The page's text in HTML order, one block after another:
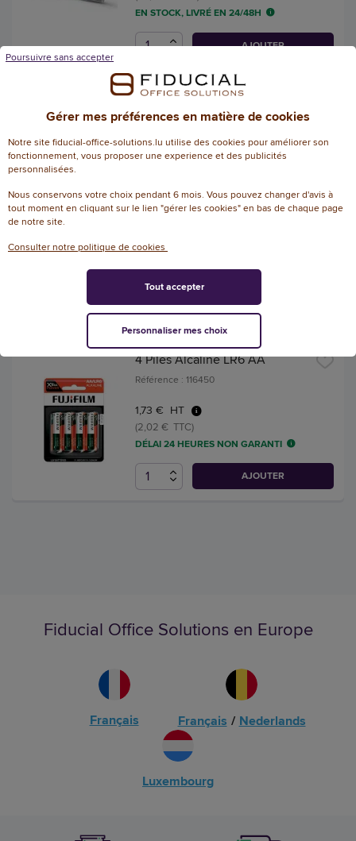
EN STOCK, LIVRÉ EN 24/48H
AJOUTER
4 Piles Ultimate Lithium LR6
(AA) - 1.5 Volts - ENERGIZER
Référence : 104909
15,20 € HT
(17,78 € TTC)
4 Piles Alcaline LR6 AA
Référence : 116450
1,73 € HT
(2,02 € TTC)
DÉLAI 24 HEURES NON GARANTI
AJOUTER
Fiducial Office Solutions en Europe
Français Français / Nederlands
Luxembourg
Gérer mes préférences en matière de cookies
Notre site fiducial-office-solutions.lu utilise des cookies pour améliorer son
fonctionnement, vous proposer une experience et des publicités
personnalisées.
Nous conservons votre choix pendant 6 mois. Vous pouvez changer d'avis à
tout moment en cliquant sur le lien "gérer les cookies" en bas de chaque page
de notre site.
Consulter notre politique de cookies
Poursuivre sans accepter
Personnaliser mes choix
Tout accepter